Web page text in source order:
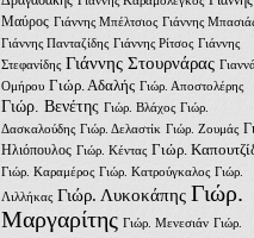
Μαύρος Γιάννης Μπέλτσιος Γιάννης
Γιάννης Πανταζίδης Γιάννης Ρίτσος Γιάννης
Στεφανίδης Γιάννης Στουρνάρας
Ομήρου Γιώρ. Αδαλής Γιώρ. Αποστολέρης
Γιώρ. Βενέτης Γιώρ. Βλάχος Γιώρ.
Δασκαλούδης Γιώρ. Δελαστίκ Γιώρ. Ζουμάς
Ηλιόπουλος Γιώρ. Κέντας Γιώρ.
Γιώρ. Καραμέρος Γιώρ. Κατρούγκαλος Γιώρ.
Λιλλήκας Γιώρ. Λυκοκάπης Γιώρ.
Μαργαρίτης Γιώρ. Μενεσιάν Γιώρ.